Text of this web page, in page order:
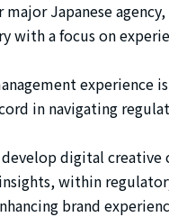
Japanese
with a focus on
experience
in navigating
digital creative
within
brand